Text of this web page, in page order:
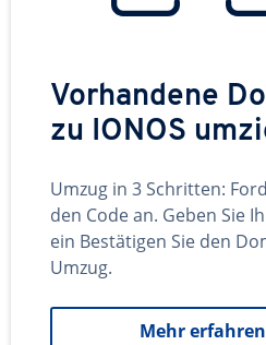
Vorhandene
zu IONOS
Umzug in 3 Schritten:
den Code an. Geben Sie
ein Bestätigen Sie den
Umzug.
Mehr erfahren